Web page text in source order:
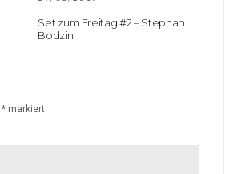
Set zum Freitag #2 – Stephan
Bodzin
* markiert